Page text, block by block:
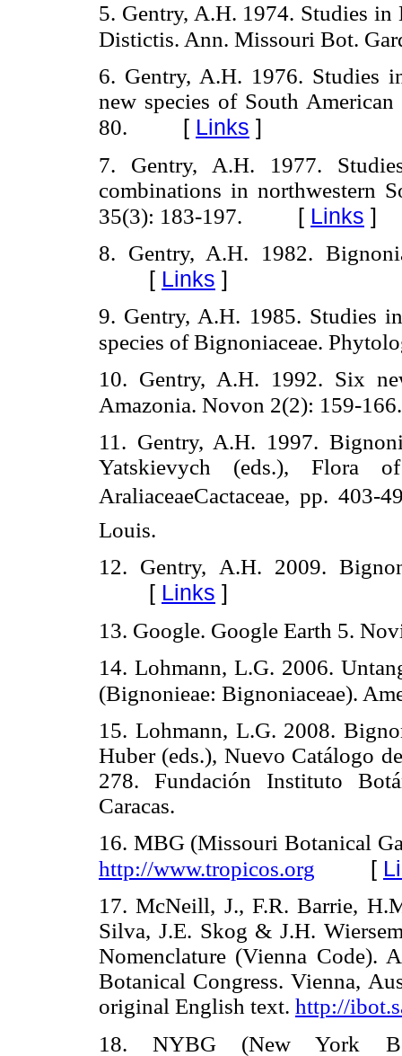
5. Gentry, A.H. 1974. Studies in
Distictis. Ann. Missouri Bot.
6. Gentry, A.H. 1976. Studies
new species of South
80.
[ Links ]
7. Gentry, A.H. 1977.
combinations in northwestern
35(3): 183-197.
[ Links ]
8. Gentry, A.H. 1982.
[ Links ]
9. Gentry, A.H. 1985. Studies
species of Bignoniaceae.
10. Gentry, A.H. 1992. Six
Amazonia. Novon 2(2): 159-
11. Gentry, A.H. 1997.
Yatskievych (eds.), Flora
AraliaceaeCactaceae, pp.
Louis.
12. Gentry, A.H. 2009.
[ Links ]
13. Google. Google Earth 5.
14. Lohmann, L.G. 2006.
(Bignonieae: Bignoniaceae).
15. Lohmann, L.G. 2008.
Huber (eds.), Nuevo Catálogo
278. Fundación Instituto
Caracas.
16. MBG (Missouri Botanical
http://www.tropicos.org
[
17. McNeill, J., F.R. Barrie,
Silva, J.E. Skog & J.H.
Nomenclature (Vienna Code).
Botanical Congress. Vienna,
original English text. http://
18. NYBG (New York